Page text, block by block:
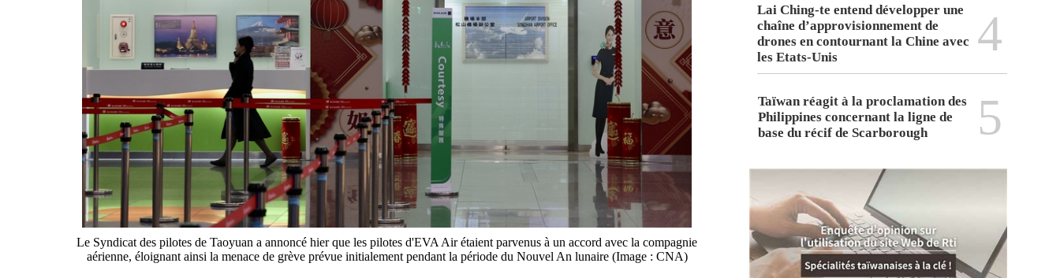
Le Syndicat des pilotes de Taoyuan a annoncé hier que les pilotes d'EVA Air étaient parvenus à un accord avec la compagnie
aérienne, éloignant ainsi la menace de grève prévue initialement pendant la période du Nouvel An lunaire (Image : CNA)
Lai Ching-te entend développer une
chaîne d’approvisionnement de
drones en contournant la Chine avec
les Etats-Unis
4
Taïwan réagit à la proclamation des
Philippines concernant la ligne de
base du récif de Scarborough
5